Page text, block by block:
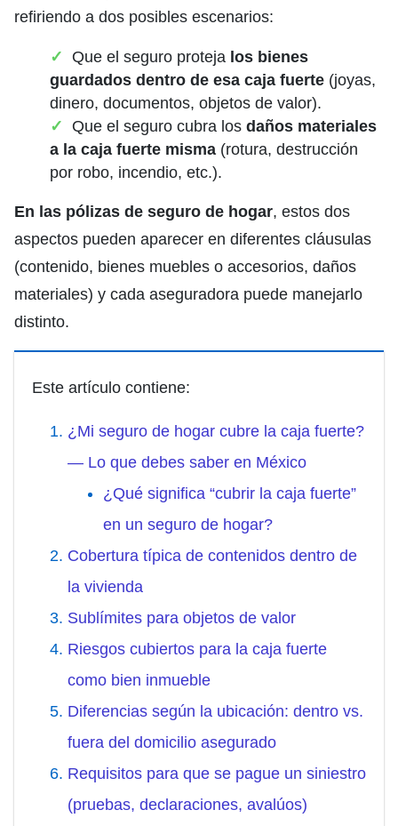
refiriendo a dos posibles escenarios:
Que el seguro proteja los bienes
guardados dentro de esa caja fuerte (joyas,
dinero, documentos, objetos de valor).
Que el seguro cubra los daños materiales
a la caja fuerte misma (rotura, destrucción
por robo, incendio, etc.).
En las pólizas de seguro de hogar, estos dos
aspectos pueden aparecer en diferentes cláusulas
(contenido, bienes muebles o accesorios, daños
materiales) y cada aseguradora puede manejarlo
distinto.
Este artículo contiene:
¿Mi seguro de hogar cubre la caja fuerte?
— Lo que debes saber en México
¿Qué significa “cubrir la caja fuerte”
en un seguro de hogar?
Cobertura típica de contenidos dentro de
la vivienda
Sublímites para objetos de valor
Riesgos cubiertos para la caja fuerte
como bien inmueble
Diferencias según la ubicación: dentro vs.
fuera del domicilio asegurado
Requisitos para que se pague un siniestro
(pruebas, declaraciones, avalúos)